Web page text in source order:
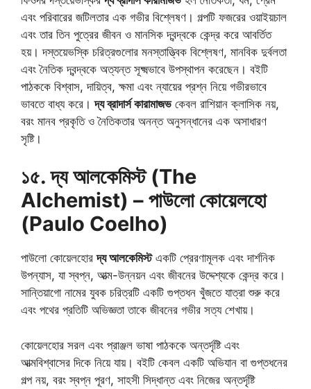
এবং পরিবারের জটিলতার এক গভীর বিশ্লেষণ। গল্পটি ফজরের ওয়াইয়চাল
এবং তার তিন পুত্রের জীবন ও মানসিক দ্বন্দ্বকে কেন্দ্র করে আবর্তিত
হয়। দস্তয়েভস্কি চরিত্রগুলোর মনস্তাত্ত্বিক বিশ্লেষণ, মানবিক দুর্বলতা
এবং নৈতিক দ্বন্দ্বকে অত্যন্ত সূক্ষ্মভাবে উপস্থাপন করেছেন। বইটি
পাঠককে বিশ্বাস, দায়িত্ব, ক্ষমা এবং ন্যায়ের প্রশ্ন নিয়ে গভীরভাবে
ভাবতে বাধ্য করে।দ্য ব্রাদার্স কারামাজভকেবল রাশিয়ান ক্লাসিক নয়,
বরং মানব প্রকৃতি ও নৈতিকতার অনন্ত অনুসন্ধানের এক অসাধারণ
সৃষ্টি।
১৫. দ্য আলকেমিস্ট (The
Alchemist) – পাউলো কোয়েলহো
(Paulo Coelho)
পাউলো কোয়েলহোরদ্য আলকেমিস্টএকটি প্রেরণামূলক এবং দার্শনিক
উপন্যাস, যা স্বপ্ন, আত্ম-উন্নয়ন এবং জীবনের উদ্দেশ্যকে কেন্দ্র করে।
সান্তিয়াগো নামের যুবক চরিত্রটি একটি গুপ্তধন খুঁজতে যাত্রা শুরু করে
এবং পথের প্রতিটি অভিজ্ঞতা তাকে জীবনের গভীর সত্য শেখায়।
কোয়েলহোর সরল এবং প্রাঞ্জল ভাষা পাঠককে অন্তর্দৃষ্টি এবং
আত্মবিশ্বাসের দিকে নিয়ে যায়। বইটি কেবল একটি অভিযান বা গুপ্তধনের
গল্প নয়, বরং স্বপ্ন পূরণ, সাহসী সিদ্ধান্ত এবং নিজের অন্তর্দৃষ্টি